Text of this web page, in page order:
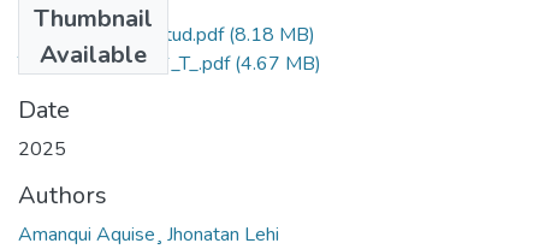
Thumbnail
Available
Grado de Similitud.pdf(8.18 MB)
T036_70093696_T_.pdf(4.67 MB)
Date
2025
Authors
Amanqui Aquise¸ Jhonatan Lehi